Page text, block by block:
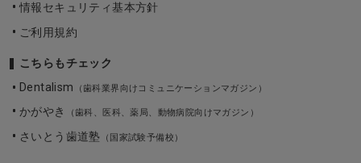
情報セキュリティ基本方針
ご利用規約
こちらもチェック
Dentalism
（歯科業界向けコミュニケーションマガジン）
かがやき （歯科、医科、薬局、動物病院向けマガジン）
さいとう歯道塾 （国家試験予備校）